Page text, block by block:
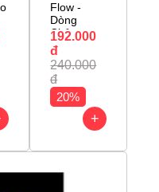
Flow -
Dòng
Chảy
192.000
đ
240.000
đ
20%
+